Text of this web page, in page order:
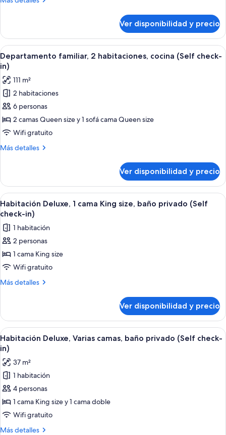
Ver disponibilidad y precio
Ver
todas
las
fotos
de
Departamento
familiar,
2
habitaciones,
check-
in)
Una sala moderna con un sofá
13
Departamento familiar, 2 habitaciones, cocina (Self check-
in)
111 m²
2 habitaciones
6 personas
2 camas Queen size y 1 sofá cama Queen size
Wifi gratuito
Más detalles
Más
familiar,
habitaciones,
cocina
check-
in)
Ver disponibilidad y precio
Ver
todas
las
fotos
de
Habitación
Deluxe,
1
size,
baño
privado
(Self
check-
in)
Una habitación de hotel con cama,
6
Habitación Deluxe, 1 cama King size, baño privado (Self
check-in)
1 habitación
2 personas
1 cama King size
Wifi gratuito
Más detalles
Más
Deluxe,
cama
King
size,
baño
privado
(Self
check-
in)
Ver disponibilidad y precio
Ver
todas
las
fotos
de
Habitación
Deluxe,
Varias
camas,
Habitación de hotel con dos camas,
7
Habitación Deluxe, Varias camas, baño privado (Self check-
in)
37 m²
1 habitación
4 personas
1 cama King size y 1 cama doble
Wifi gratuito
Más detalles
Más